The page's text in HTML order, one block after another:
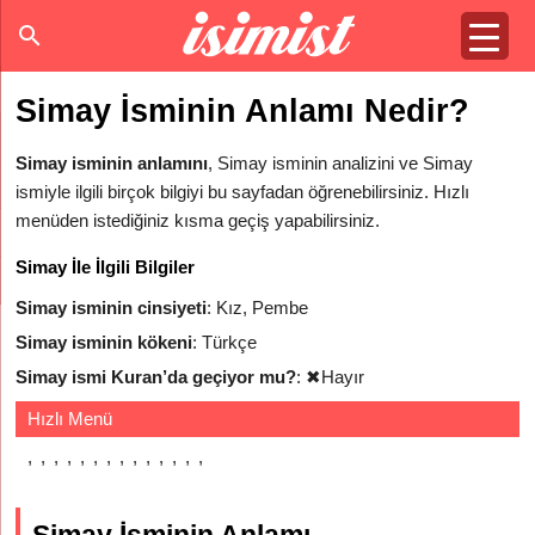
Simay İsminin Anlamı Nedir?
Simay isminin anlamını, Simay isminin analizini ve Simay
ismiyle ilgili birçok bilgiyi bu sayfadan öğrenebilirsiniz. Hızlı
menüden istediğiniz kısma geçiş yapabilirsiniz.
Simay İle İlgili Bilgiler
Simay isminin cinsiyeti: Kız, Pembe
Simay isminin kökeni: Türkçe
Simay ismi Kuran’da geçiyor mu?: ✖Hayır
Hızlı Menü